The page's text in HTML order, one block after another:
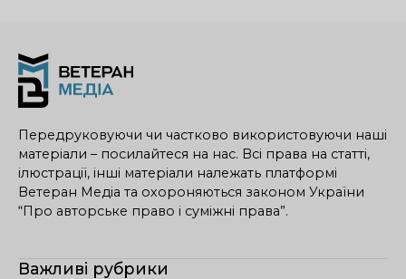
Передруковуючи чи частково використовуючи наші
матеріали – посилайтеся на нас. Всі права на статті,
ілюстрації, інші матеріали належать платформі
Ветеран Медіа та охороняються законом України
“Про авторське право і суміжні права”.
Важливі рубрики